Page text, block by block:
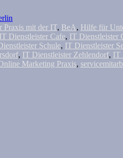
Praxis mit der IT, BeA, Hilfe für
IT Dienstleister Cafe, IT Dienstleister
Schule, IT Dienstleister
, IT Dienstleister Zehlendorf, IT
Marketing Praxis,